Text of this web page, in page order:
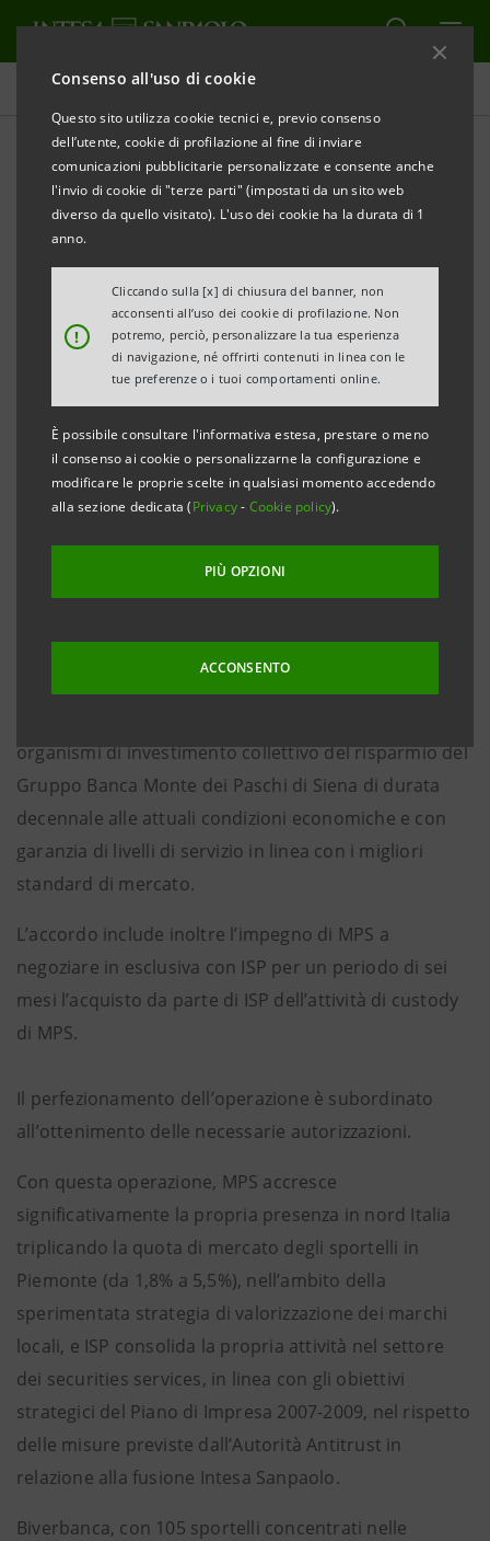
Consenso all'uso di cookie
Questo sito utilizza cookie tecnici e, previo consenso
dell’utente, cookie di profilazione al fine di inviare
comunicazioni pubblicitarie personalizzate e consente anche
l'invio di cookie di "terze parti" (impostati da un sito web
diverso da quello visitato). L'uso dei cookie ha la durata di 1
anno.
!
Cliccando sulla [x] di chiusura del banner, non
acconsenti all’uso dei cookie di profilazione. Non
potremo, perciò, personalizzare la tua esperienza
di navigazione, né offrirti contenuti in linea con le
tue preferenze o i tuoi comportamenti online.
È possibile consultare l'informativa estesa, prestare o meno
il consenso ai cookie o personalizzarne la configurazione e
modificare le proprie scelte in qualsiasi momento accedendo
alla sezione dedicata (Privacy- Cookie policy).
PIÙ OPZIONI
ACCONSENTO
Comunicati stampa
STAMPA AGGIORNA
COMUNICATO STAMPA CONGIUNTO
FIRMATO L’ACCORDO PER LA COMPRAVENDITA DEL
DEPOSITARIA DI MONTEPASCHI
Torino, Milano, Siena, 4 giugno 2007– Intesa Sanpaolo
(ISP) e Banca Monte dei Paschi di Siena (MPS) hanno
firmato oggi l’accordo di compravendita relativo alla
cessione del 55% di Biverbanca attualmente detenuto
da ISP per un corrispettivo di 398,7 milioni di euro,
con una conseguente plusvalenza di circa 270 milioni
organismi di investimento collettivo del risparmio del
Gruppo Banca Monte dei Paschi di Siena di durata
decennale alle attuali condizioni economiche e con
garanzia di livelli di servizio in linea con i migliori
standard di mercato.
L’accordo include inoltre l’impegno di MPS a
negoziare in esclusiva con ISP per un periodo di sei
mesi l’acquisto da parte di ISP dell’attività di custody
di MPS.
Il perfezionamento dell’operazione è subordinato
all’ottenimento delle necessarie autorizzazioni.
Con questa operazione, MPS accresce
significativamente la propria presenza in nord Italia
triplicando la quota di mercato degli sportelli in
Piemonte (da 1,8% a 5,5%), nell’ambito della
sperimentata strategia di valorizzazione dei marchi
locali, e ISP consolida la propria attività nel settore
dei securities services, in linea con gli obiettivi
strategici del Piano di Impresa 2007-2009, nel rispetto
delle misure previste dall’Autorità Antitrust in
relazione alla fusione Intesa Sanpaolo.
Biverbanca, con 105 sportelli concentrati nelle